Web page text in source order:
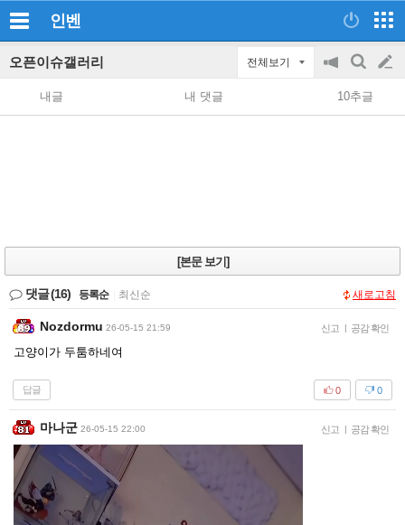
인벤
오픈이슈갤러리 전체보기
공
지
on/off
검
색
글
쓰
내글 내 댓글 10추글
[본문 보기]
댓글(16) 등록순 최신순 새로고침
Nozdormu 26-05-15 21:59 신고 | 공감 확인
고양이가 두툼하네여
답글 0
0
마나군 26-05-15 22:00 신고 | 공감 확인